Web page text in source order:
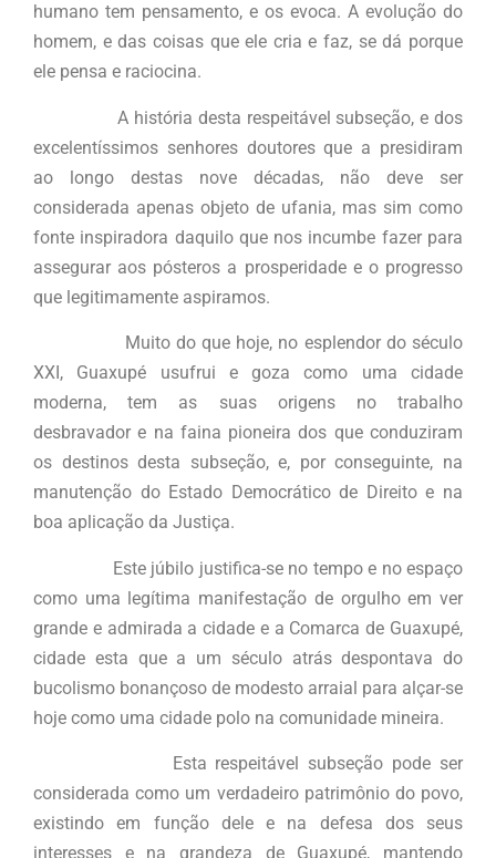
humano tem pensamento, e os evoca. A evolução do
homem, e das coisas que ele cria e faz, se dá porque
ele pensa e raciocina.
A história desta respeitável subseção, e dos
excelentíssimos senhores doutores que a presidiram
ao longo destas nove décadas, não deve ser
considerada apenas objeto de ufania, mas sim como
fonte inspiradora daquilo que nos incumbe fazer para
assegurar aos pósteros a prosperidade e o progresso
que legitimamente aspiramos.
Muito do que hoje, no esplendor do século
XXI, Guaxupé usufrui e goza como uma cidade
moderna, tem as suas origens no trabalho
desbravador e na faina pioneira dos que conduziram
os destinos desta subseção, e, por conseguinte, na
manutenção do Estado Democrático de Direito e na
boa aplicação da Justiça.
Este júbilo justifica-se no tempo e no espaço
como uma legítima manifestação de orgulho em ver
grande e admirada a cidade e a Comarca de Guaxupé,
cidade esta que a um século atrás despontava do
bucolismo bonançoso de modesto arraial para alçar-se
hoje como uma cidade polo na comunidade mineira.
Esta respeitável subseção pode ser
considerada como um verdadeiro patrimônio do povo,
existindo em função dele e na defesa dos seus
interesses e na grandeza de Guaxupé, mantendo